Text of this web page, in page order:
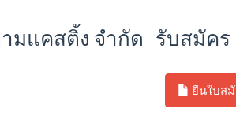
มแคสติ้ง จำกัด รับสมัคร
ยืนใบส